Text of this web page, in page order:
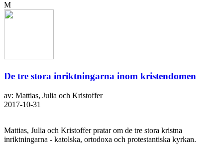
M
De tre stora inriktningarna inom kristendomen
av: Mattias, Julia och Kristoffer
2017-10-31
Mattias, Julia och Kristoffer pratar om de tre stora kristna
inriktningarna - katolska, ortodoxa och protestantiska kyrkan.